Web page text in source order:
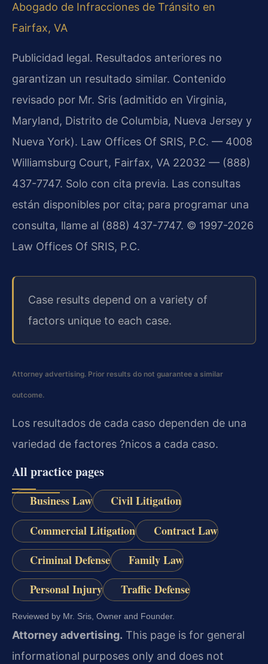
Abogado de Infracciones de Tránsito en
Fairfax, VA
Publicidad legal. Resultados anteriores no
garantizan un resultado similar. Contenido
revisado por Mr. Sris (admitido en Virginia,
Maryland, Distrito de Columbia, Nueva Jersey y
Nueva York). Law Offices Of SRIS, P.C. — 4008
Williamsburg Court, Fairfax, VA 22032 — (888)
437-7747. Solo con cita previa. Las consultas
están disponibles por cita; para programar una
consulta, llame al (888) 437-7747. © 1997-2026
Law Offices Of SRIS, P.C.
Case results depend on a variety of
factors unique to each case.
Attorney advertising. Prior results do not guarantee a similar
outcome.
Los resultados de cada caso dependen de una
variedad de factores ?nicos a cada caso.
All practice pages
Business Law
Civil Litigation
Commercial Litigation
Contract Law
Criminal Defense
Family Law
Personal Injury
Traffic Defense
Reviewed by Mr. Sris, Owner and Founder.
Attorney advertising. This page is for general
informational purposes only and does not